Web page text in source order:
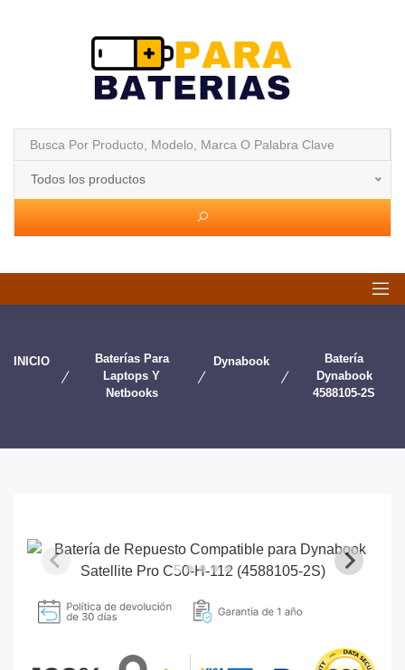
Todos los productos
INICIO
Baterías Para
Laptops Y
Netbooks
Dynabook
Batería
Dynabook
4588105-2S